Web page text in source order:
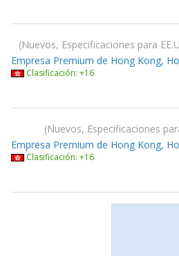
Nuevos, Especificaciones para
Empresa Premium de Hong Kong,
Clasificación: +16
Nuevos, Especificaciones
Empresa Premium de Hong Kong,
Clasificación: +16